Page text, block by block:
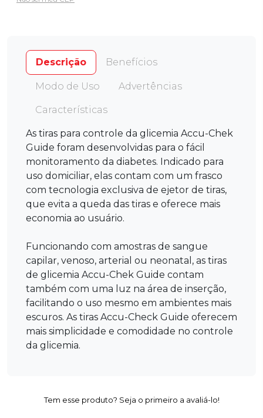
Descrição Benefícios
Modo de Uso Advertências
Características
As tiras para controle da glicemia Accu-Chek
Guide foram desenvolvidas para o fácil
monitoramento da diabetes. Indicado para
uso domiciliar, elas contam com um frasco
com tecnologia exclusiva de ejetor de tiras,
que evita a queda das tiras e oferece mais
economia ao usuário.
Funcionando com amostras de sangue
capilar, venoso, arterial ou neonatal, as tiras
de glicemia Accu-Chek Guide contam
também com uma luz na área de inserção,
facilitando o uso mesmo em ambientes mais
escuros. As tiras Accu-Check Guide oferecem
mais simplicidade e comodidade no controle
da glicemia.
Tem esse produto? Seja o primeiro a avaliá-lo!